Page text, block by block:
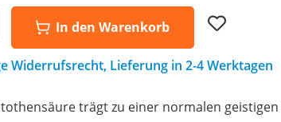
In den Warenkorb
List
Widerrufsrecht, Lieferung in 2-4 Werktagen
trägt zu einer normalen